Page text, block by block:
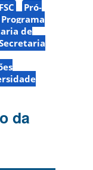
Pró-
Programa
de
da